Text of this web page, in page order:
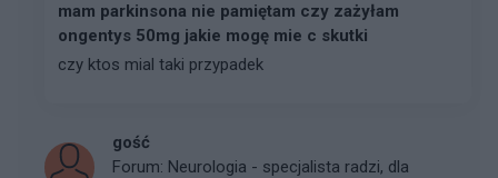
mam parkinsona nie pamiętam czy zażyłam
ongentys 50mg jakie mogę mie c skutki
czy ktos mial taki przypadek
gość
Forum: Neurologia - specjalista radzi, dla